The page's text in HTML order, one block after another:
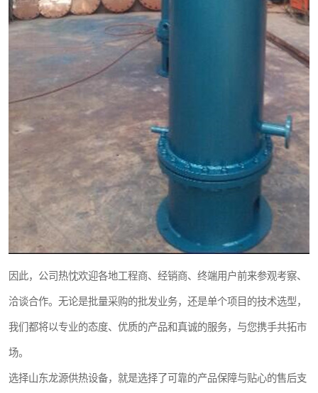
因此，公司热忱欢迎各地工程商、经销商、终端用户前来参观考察、
洽谈合作。无论是批量采购的批发业务，还是单个项目的技术选型，
我们都将以专业的态度、优质的产品和真诚的服务，与您携手共拓市
场。
选择山东龙源供热设备，就是选择了可靠的产品保障与贴心的售后支